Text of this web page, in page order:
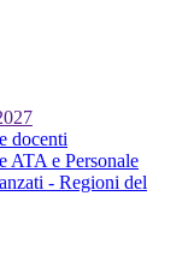
docenti
ATA e Personale
- Regioni del